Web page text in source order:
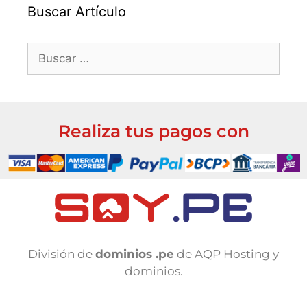
Buscar Artículo
Realiza tus pagos con
División de dominios .pe de AQP Hosting y
dominios.